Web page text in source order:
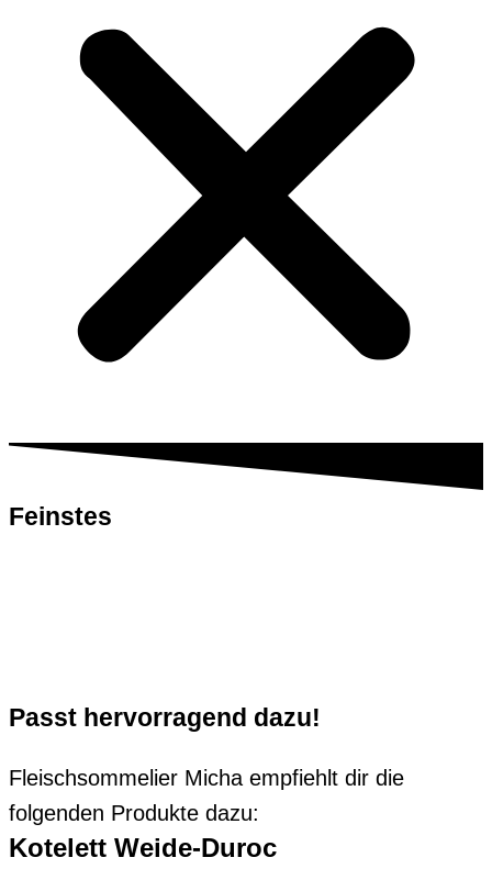
Feinstes
Passt hervorragend dazu!
Fleischsommelier Micha empfiehlt dir die
folgenden Produkte dazu:
Kotelett Weide-Duroc